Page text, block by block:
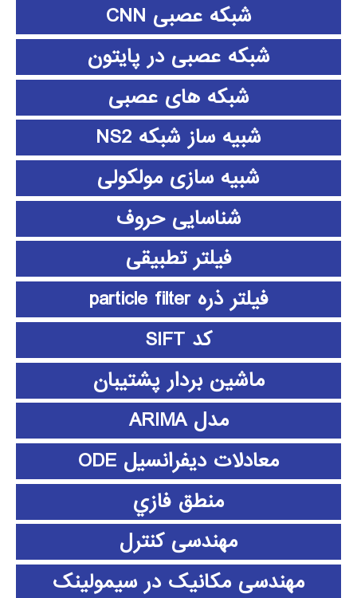
شبکه عصبی CNN
شبکه عصبی در پایتون
شبکه های عصبی
شبیه ساز شبکه NS2
شبیه سازی مولکولی
شناسایی حروف
فیلتر تطبیقی
فیلتر ذره particle filter
کد SIFT
ماشین بردار پشتیبان
مدل ARIMA
معادلات دیفرانسیل ODE
منطق فازي
مهندسی کنترل
مهندسی مکانیک در سیمولینک